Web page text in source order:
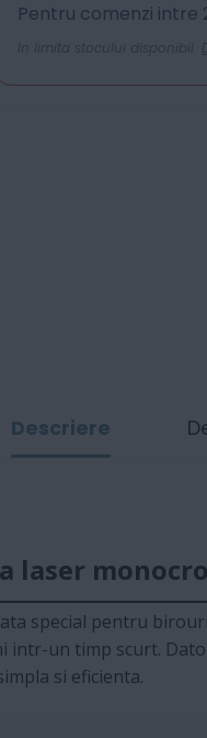
Pentru comenzi intre
In limita stocului disponibil.
Descriere
laser
special pentru
un timp scurt.
si eficienta.